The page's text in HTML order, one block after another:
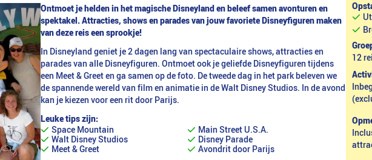
Ontmoet je helden in het magische Disneyland en beleef samen avonturen en
spektakel. Attracties, shows en parades van jouw favoriete Disneyﬁguren maken
van deze reis een sprookje!
In Disneyland geniet je 2 dagen lang van spectaculaire shows, attracties en
parades van alle Disneyfiguren. Ontmoet ook je geliefde Disneyfiguren tijdens
een Meet & Greet en ga samen op de foto. De tweede dag in het park beleven we
de spannende wereld van film en animatie in de Walt Disney Studios. In de avond
kan je kiezen voor een rit door Parijs.
Leuke tips zijn:
Space Mountain
Main Street U.S.A.
Walt Disney Studios
Disney Parade
Meet & Greet
Avondrit door Parijs
12